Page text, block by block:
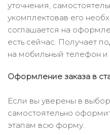
уточнения,
укомплектовав его
соглашается на
есть сейчас. Получает
на мобильный телефон и
Оформление заказа в
Если вы уверены в
самостоятельно
этапам всю форму.